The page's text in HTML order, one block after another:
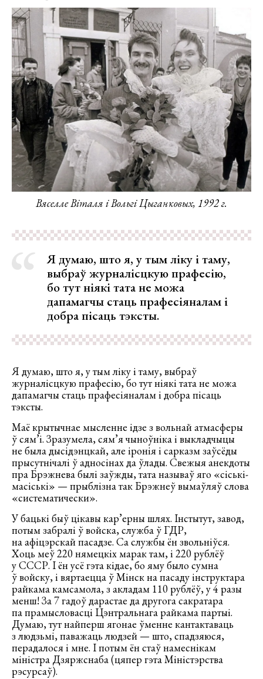
Вяселле Віталя і Вольгі Цыганковых, 1992 г.
Я думаю, што я, у тым ліку і таму,
выбраў журналісцкую прафесію,
бо тут ніякі тата не можа
дапамагчы стаць прафесіяналам і
добра пісаць тэксты.
Я думаю, што я, у тым ліку і таму, выбраў
журналісцкую прафесію, бо тут ніякі тата не можа
дапамагчы стаць прафесіяналам і добра пісаць
тэксты.
Маё крытычнае мысленне ідзе з вольнай атмасферы
ў сям’і. Зразумела, сям’я чыноўніка і выкладчыцы
не была дысідэнцкай, але іронія і сарказм заўсёды
прысутнічалі ў адносінах да ўлады. Свежыя анекдоты
пра Брэжнева былі заўжды, тата называў яго «сіські-
масіські» — прыблізна так Брэжнеў вымаўляў слова
«систематически».
У бацькі быў цікавы кар’ерны шлях. Інстытут, завод,
потым забралі ў войска, служба ў ГДР,
на афіцэрскай пасадзе. Са службы ён звольніўся.
Хоць меў 220 нямецкіх марак там, і 220 рублёў
у СССР. І ён усё гэта кідае, бо яму было сумна
ў войску, і вяртаецца ў Мінск на пасаду інструктара
райкама камсамола, з акладам 110 рублёў, у 4 разы
менш! За 7 гадоў дарастае да другога сакратара
па прамысловасці Цэнтральнага райкама партыі.
Думаю, тут найперш ягонае ўменне кантактаваць
з людзьмі, паважаць людзей — што, спадзяюся,
перадалося і мне. І потым ён стаў намеснікам
міністра Дзяржснаба (цяпер гэта Міністэрства
рэсурсаў).